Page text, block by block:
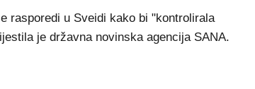
rasporedi u Sveidi kako bi "kontrolirala
je državna novinska agencija SANA.